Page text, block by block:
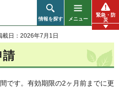
情報を探す メニュー
緊急・防
災
載日：2026年7月1日
請
です。有効期限の2ヶ月前までに更